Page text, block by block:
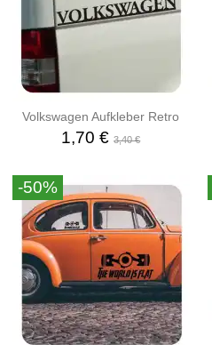
Volkswagen Aufkleber Retro
1,70 €3,40 €
-50%